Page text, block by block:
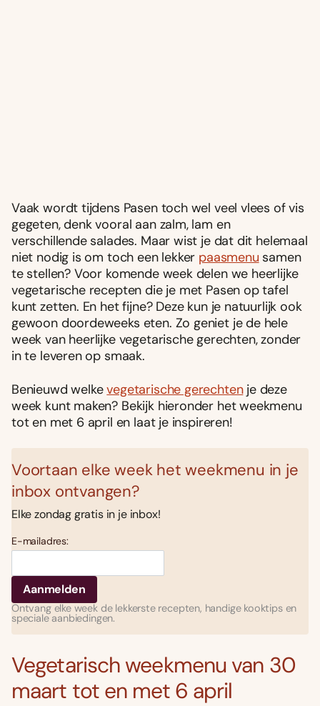
Vaak wordt tijdens Pasen toch wel veel vlees of vis
gegeten, denk vooral aan zalm, lam en
verschillende salades. Maar wist je dat dit helemaal
niet nodig is om toch een lekker paasmenu samen
te stellen? Voor komende week delen we heerlijke
vegetarische recepten die je met Pasen op tafel
kunt zetten. En het fijne? Deze kun je natuurlijk ook
gewoon doordeweeks eten. Zo geniet je de hele
week van heerlijke vegetarische gerechten, zonder
in te leveren op smaak.
Benieuwd welkevegetarische gerechtenje deze
week kunt maken? Bekijk hieronder het weekmenu
tot en met 6 april en laat je inspireren!
Voortaan elke week het weekmenu in je
inbox ontvangen?
Elke zondag gratis in je inbox!
E-mailadres:
Ontvang elke week de lekkerste recepten, handige kooktips en
speciale aanbiedingen.
Vegetarisch weekmenu van 30
maart tot en met 6 april